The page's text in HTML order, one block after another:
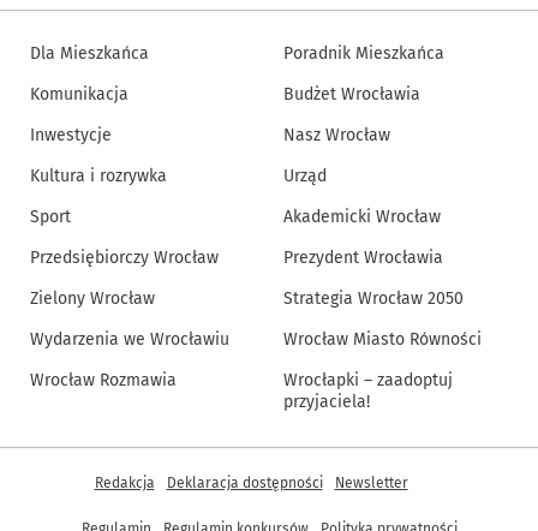
Dla Mieszkańca
Komunikacja
Inwestycje
Kultura i rozrywka
Sport
Przedsiębiorczy Wrocław
Zielony Wrocław
Wydarzenia we Wrocławiu
Wrocław Rozmawia
Poradnik Mieszkańca
Budżet Wrocławia
Nasz Wrocław
Urząd
Akademicki Wrocław
Prezydent Wrocławia
Strategia Wrocław 2050
Wrocław Miasto Równości
Wrocłapki – zaadoptuj
przyjaciela!
Inne informacje
Redakcja Deklaracja dostępności Newsletter